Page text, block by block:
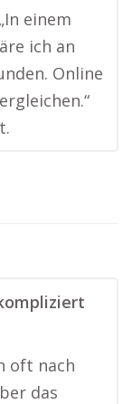
einem
ich an
Online
oft nach
das